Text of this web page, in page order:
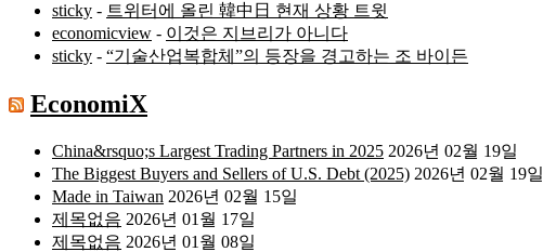
sticky - 트위터에 올린 韓中日 현재 상황 트윗
economicview - 이것은 지브리가 아니다
sticky - “기술산업복합체”의 등장을 경고하는 조 바이든
EconomiX
China&rsquo;s Largest Trading Partners in 2025 2026년 02월 19일
The Biggest Buyers and Sellers of U.S. Debt (2025) 2026년 02월 19일
Made in Taiwan 2026년 02월 15일
제목없음 2026년 01월 17일
제목없음 2026년 01월 08일